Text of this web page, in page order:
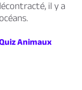
il y a
Animaux